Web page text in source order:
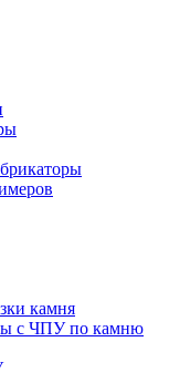
камня
с ЧПУ по камню